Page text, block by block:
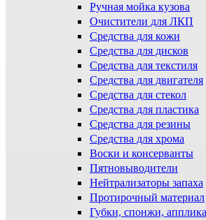
Ручная мойка кузова
Очистители для ЛКП
Средства для кожи
Средства для дисков
Средства для текстиля
Средства для двигателя
Средства для стекол
Средства для пластика
Средства для резины
Средства для хрома
Воски и консерванты
Пятновыводители
Нейтрализаторы запаха
Протирочный материал
Губки, спонжи,